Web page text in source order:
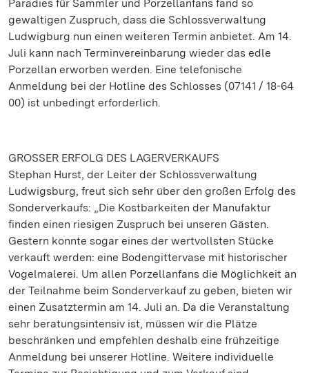
Paradies für Sammler und Porzellanfans fand so
gewaltigen Zuspruch, dass die Schlossverwaltung
Ludwigburg nun einen weiteren Termin anbietet. Am 14.
Juli kann nach Terminvereinbarung wieder das edle
Porzellan erworben werden. Eine telefonische
Anmeldung bei der Hotline des Schlosses (07141 / 18-64
00) ist unbedingt erforderlich.
GROSSER ERFOLG DES LAGERVERKAUFS
Stephan Hurst, der Leiter der Schlossverwaltung
Ludwigsburg, freut sich sehr über den großen Erfolg des
Sonderverkaufs: „Die Kostbarkeiten der Manufaktur
finden einen riesigen Zuspruch bei unseren Gästen.
Gestern konnte sogar eines der wertvollsten Stücke
verkauft werden: eine Bodengittervase mit historischer
Vogelmalerei. Um allen Porzellanfans die Möglichkeit an
der Teilnahme beim Sonderverkauf zu geben, bieten wir
einen Zusatztermin am 14. Juli an. Da die Veranstaltung
sehr beratungsintensiv ist, müssen wir die Plätze
beschränken und empfehlen deshalb eine frühzeitige
Anmeldung bei unserer Hotline. Weitere individuelle